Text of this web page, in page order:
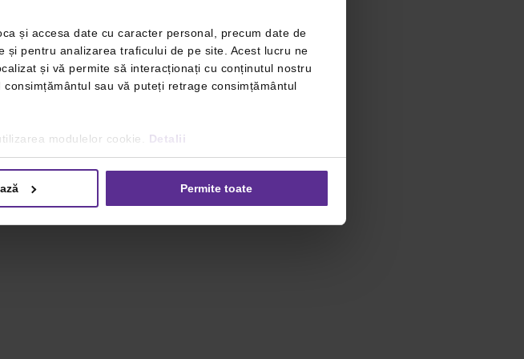
și accesa date cu caracter personal, precum date de
pentru analizarea traficului de pe site. Acest lucru ne
și vă permite să interacționați cu conținutul nostru
sau vă puteți retrage consimțământul
modulelor cookie. Detalii
Permite toate